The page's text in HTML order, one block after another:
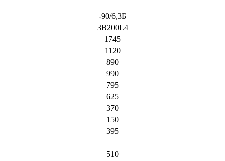
-90/6,3Б
3B200L4
1745
1120
890
990
795
625
370
150
395
510